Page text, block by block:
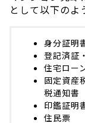
として以下のよ
身分証明
登記済証
住宅ロー
固定資産
税通知書
印鑑証明
住民票